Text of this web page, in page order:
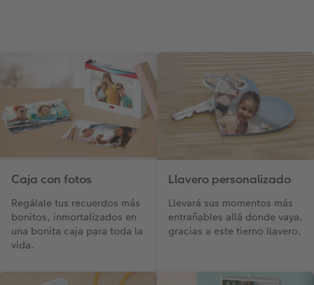
Caja con fotos
Regálale tus recuerdos más
bonitos, inmortalizados en
una bonita caja para toda la
vida.
Llavero personalizado
Llevará sus momentos más
entrañables allá donde vaya,
gracias a este tierno llavero.